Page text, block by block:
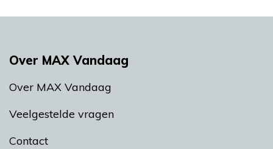
Over MAX Vandaag
Over MAX Vandaag
Veelgestelde vragen
Contact